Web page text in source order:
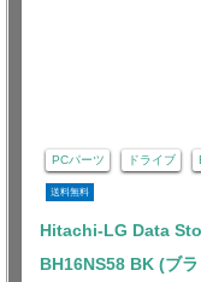
PCパーツ ドライブ
送料無料
Hitachi-LG Data
BH16NS58 BK (ブ